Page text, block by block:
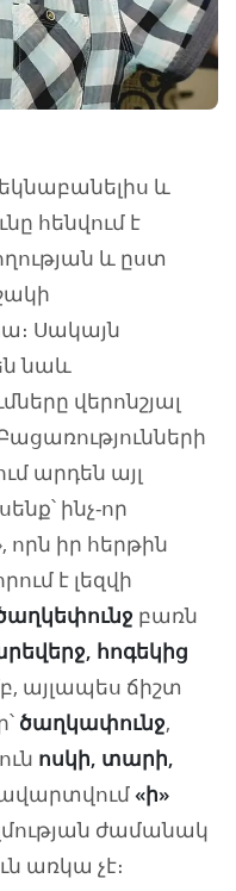
և
հենվում է
և ըստ
Սակայն
նաև
վերոնշյալ
արդեն այլ
ինչ-որ
իր հերթին
է լեզվի
բառն
հոգեկից
այլապես ճիշտ
ծաղկափունջ,
ոսկի, տարի,
ավարտվում«ի»
ժամանակ
առկա չէ։